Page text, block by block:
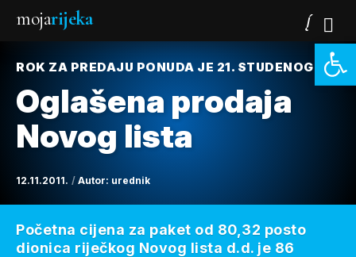
mojarijeka
ROK ZA PREDAJU PONUDA JE 21. STUDENOG
Oglašena prodaja
Novog lista
12.11.2011. Autor: urednik
Početna cijena za paket od 80,32 posto
dionica riječkog Novog lista d.d. je 86